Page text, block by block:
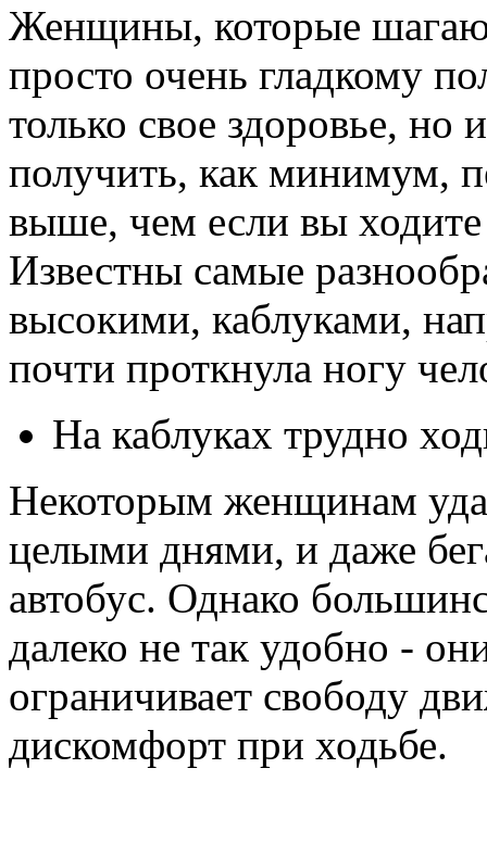
Женщины, которые
просто очень гладкому
только свое здоровье, но
получить, как минимум,
выше, чем если вы
Известны самые
высокими, каблуками,
почти проткнула ногу
На каблуках трудно
Некоторым женщинам
целыми днями, и даже
автобус. Однако
далеко не так удобно -
ограничивает свободу
дискомфорт при ходьбе.